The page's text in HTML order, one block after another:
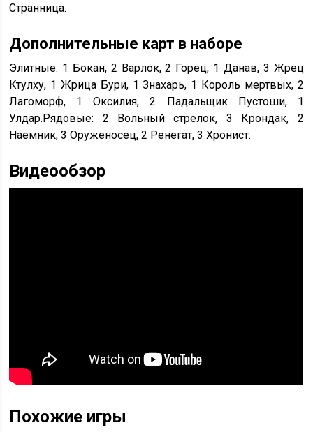
Странница.
Дополнительные карт в наборе
Элитные: 1 Бокан, 2 Варлок, 2 Горец, 1 Данав, 3 Жрец
Ктулху, 1 Жрица Бури, 1 Знахарь, 1 Король мертвых, 2
Лагоморф, 1 Оксилия, 2 Падальщик Пустоши, 1
Улдар.Рядовые: 2 Вольный стрелок, 3 Крондак, 2
Наемник, 3 Оруженосец, 2 Ренегат, 3 Хронист.
Видеообзор
Похожие игры